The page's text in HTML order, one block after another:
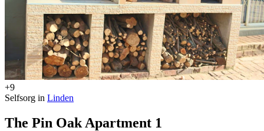
+9
Selfsorg in Linden
The Pin Oak Apartment 1